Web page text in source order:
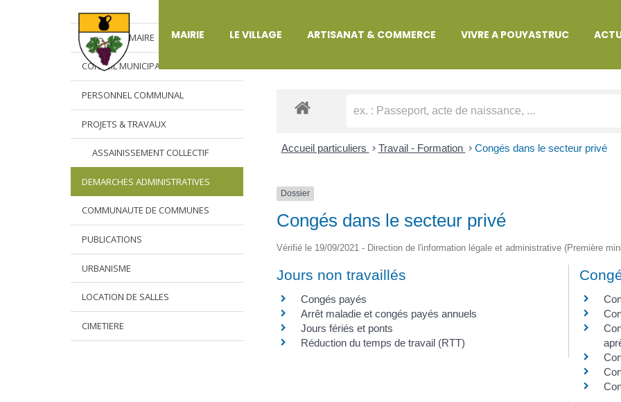
MAIRIE LE VILLAGE ARTISANAT & COMMERCE VIVRE A POUYASTRUC
L’EDITO DU MAIRE
CONSEIL MUNICIPAL
PERSONNEL COMMUNAL
PROJETS & TRAVAUX
ASSAINISSEMENT COLLECTIF
DEMARCHES ADMINISTRATIVES
COMMUNAUTE DE COMMUNES
PUBLICATIONS
URBANISME
LOCATION DE SALLES
CIMETIERE
DÉMARCHES ADMINISTRATIVES
Accueil particuliers > Travail - Formation > Congés dans le secteur privé
Dossier
Congés dans le secteur privé
Vérifié le 19/09/2021 - Direction de l'information légale et administrative (Première
Jours non travaillés
Congés payés
Arrêt maladie et congés payés annuels
Jours fériés et ponts
Réduction du temps de travail (RTT)